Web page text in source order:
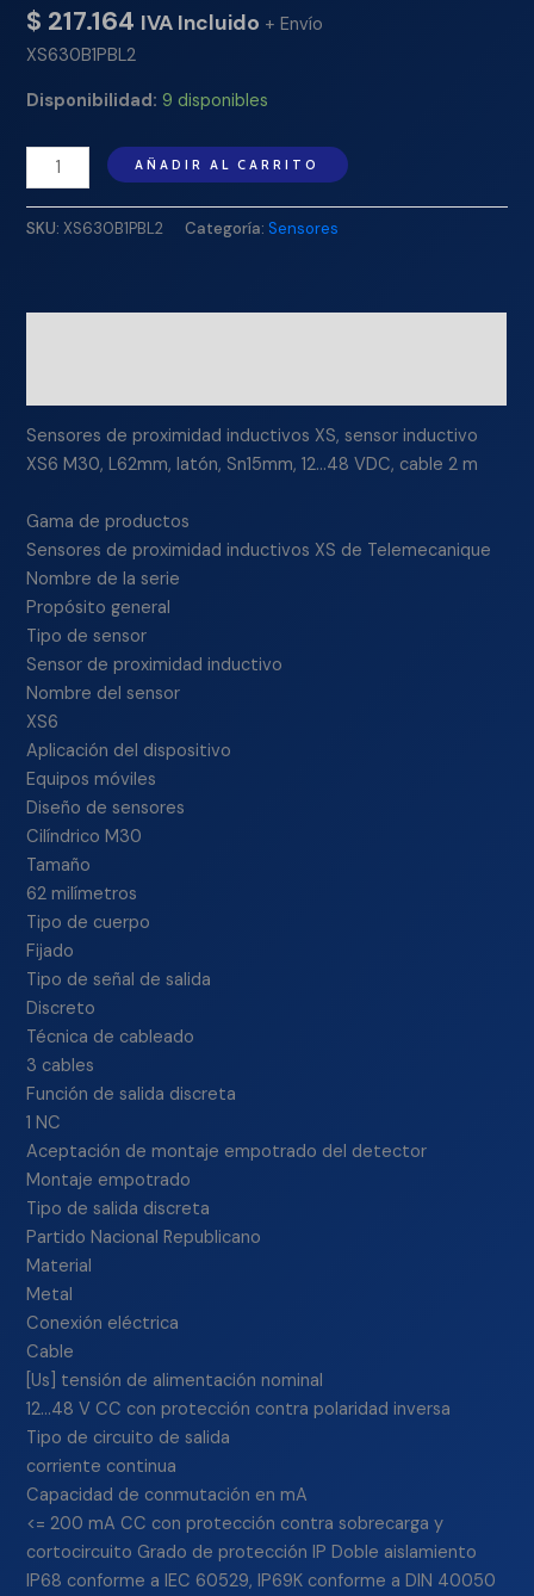
$ 217.164 IVA Incluido + Envío
XS630B1PBL2
Disponibilidad: 9 disponibles
AÑADIR AL CARRITO
SKU:XS630B1PBL2 Categoría: Sensores
Sensores de proximidad inductivos XS, sensor inductivo
XS6 M30, L62mm, latón, Sn15mm, 12…48 VDC, cable 2 m
Gama de productos
Sensores de proximidad inductivos XS de Telemecanique
Nombre de la serie
Propósito general
Tipo de sensor
Sensor de proximidad inductivo
Nombre del sensor
XS6
Aplicación del dispositivo
Equipos móviles
Diseño de sensores
Cilíndrico M30
Tamaño
62 milímetros
Tipo de cuerpo
Fijado
Tipo de señal de salida
Discreto
Técnica de cableado
3 cables
Función de salida discreta
1 NC
Aceptación de montaje empotrado del detector
Montaje empotrado
Tipo de salida discreta
Partido Nacional Republicano
Material
Metal
Conexión eléctrica
Cable
[Us] tensión de alimentación nominal
12…48 V CC con protección contra polaridad inversa
Tipo de circuito de salida
corriente continua
Capacidad de conmutación en mA
<= 200 mA CC con protección contra sobrecarga y
cortocircuito Grado de protección IP Doble aislamiento
IP68 conforme a IEC 60529, IP69K conforme a DIN 40050